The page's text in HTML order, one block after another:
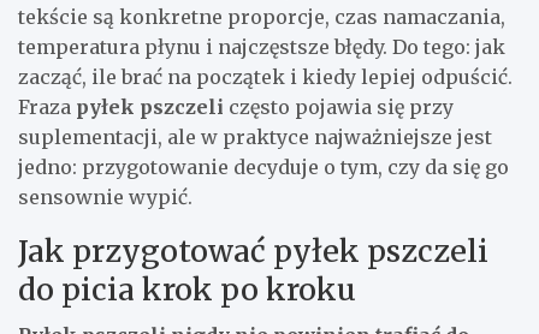
tekście są konkretne proporcje, czas namaczania,
temperatura płynu i najczęstsze błędy. Do tego: jak
zacząć, ile brać na początek i kiedy lepiej odpuścić.
Fraza pyłek pszczeli często pojawia się przy
suplementacji, ale w praktyce najważniejsze jest
jedno: przygotowanie decyduje o tym, czy da się go
sensownie wypić.
Jak przygotować pyłek pszczeli
do picia krok po kroku